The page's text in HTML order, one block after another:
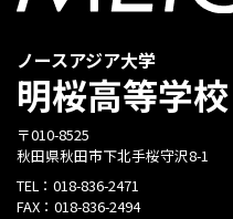
ノースアジア大学
明桜高等学校
〒010-8525
秋田県秋田市下北手桜守沢8-1
TEL： 018-836-2471
FAX： 018-836-2494